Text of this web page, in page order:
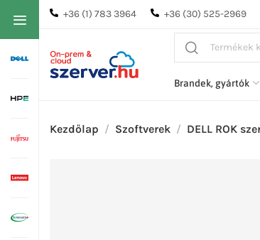
+36 (1) 783 3964 +36 (30) 525-2969
Brandek, gyártók
Kezdőlap Szoftverek DELL ROK